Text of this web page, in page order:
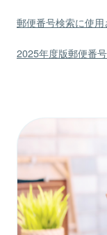
郵便番号検索に使
2025年度版郵便番